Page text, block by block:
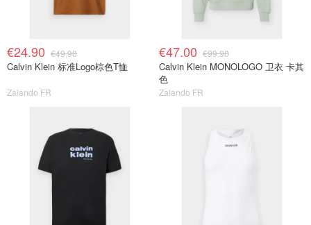
€24.90 €49.90
Calvin Klein 标准Logo棕色T恤
Zalando FR
€47.00 €99.90
Calvin Klein MONOLOGO 卫衣 卡其
色
Zalando FR